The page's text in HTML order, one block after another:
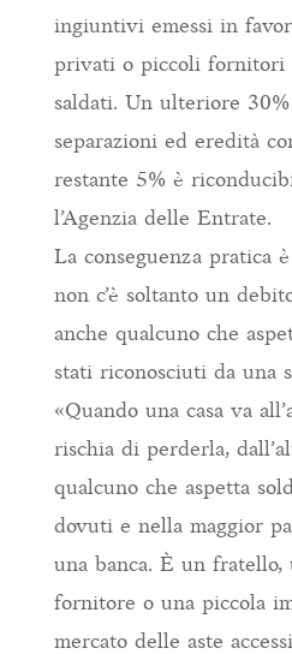
ingiuntivi emessi in
privati o piccoli fornitori
saldati. Un ulteriore
separazioni ed eredità
restante 5% è
l’Agenzia delle Entrate.
La conseguenza pratica
non c’è soltanto un
anche qualcuno che
stati riconosciuti da una
«Quando una casa va
rischia di perderla,
qualcuno che aspetta
dovuti e nella maggior
una banca. È un fratello,
fornitore o una piccola
mercato delle aste